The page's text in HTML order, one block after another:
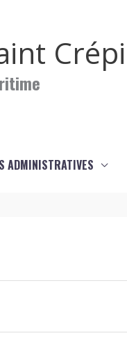
ADMINISTRATIVES